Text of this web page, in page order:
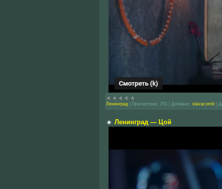
Ленинград Просмотров: 251 Добавил: slavacomb
Ленинград — Цой